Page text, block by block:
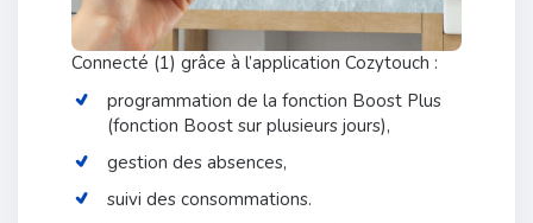
Connecté (1) grâce à l’application Cozytouch :
programmation de la fonction Boost Plus
(fonction Boost sur plusieurs jours),
gestion des absences,
suivi des consommations.